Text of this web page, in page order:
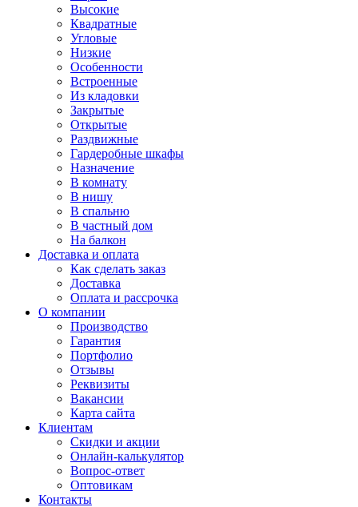
Высокие
Квадратные
Угловые
Низкие
Особенности
Встроенные
Из кладовки
Закрытые
Открытые
Раздвижные
Гардеробные шкафы
Назначение
В комнату
В нишу
В спальню
В частный дом
На балкон
Доставка и оплата
Как сделать заказ
Доставка
Оплата и рассрочка
О компании
Производство
Гарантия
Портфолио
Отзывы
Реквизиты
Вакансии
Карта сайта
Клиентам
Скидки и акции
Онлайн-калькулятор
Вопрос-ответ
Оптовикам
Контакты